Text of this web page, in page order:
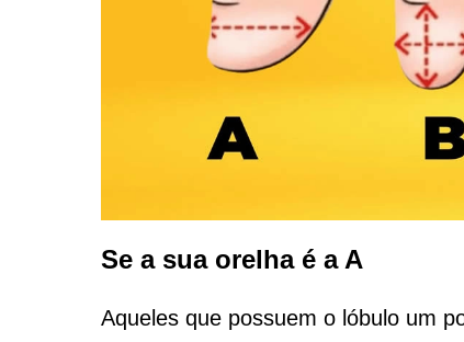
Se a sua orelha é a A
Aqueles que possuem o lóbulo um